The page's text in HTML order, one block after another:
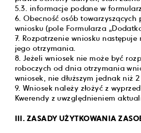
5.3. informacje podane w
6. Obecność osób towarzyszących
wniosku (pole Formularza
7. Rozpatrzenie wniosku
jego otrzymania.
8. Jeżeli wniosek nie może być
roboczych od dnia otrzymania
wniosek, nie dłuższym jednak niż
9. Wniosek należy złożyć z
Kwerendy z uwzględnieniem
III. ZASADY UŻYTKOWANIA